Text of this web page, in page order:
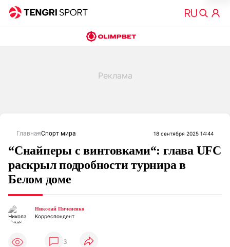
ГлавнаяСпорт мира 18 сентября 2025 14:44
“Снайперы с винтовками“: глава UFC
раскрыл подробности турнира в
Белом доме
Николай Пичененко
Корреспондент
3